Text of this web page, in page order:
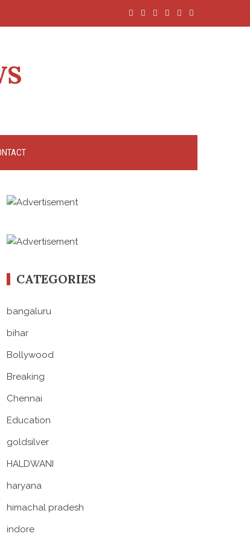
CATEGORIES
bangaluru
bihar
Bollywood
Breaking
Chennai
Education
goldsilver
HALDWANI
haryana
himachal pradesh
indore